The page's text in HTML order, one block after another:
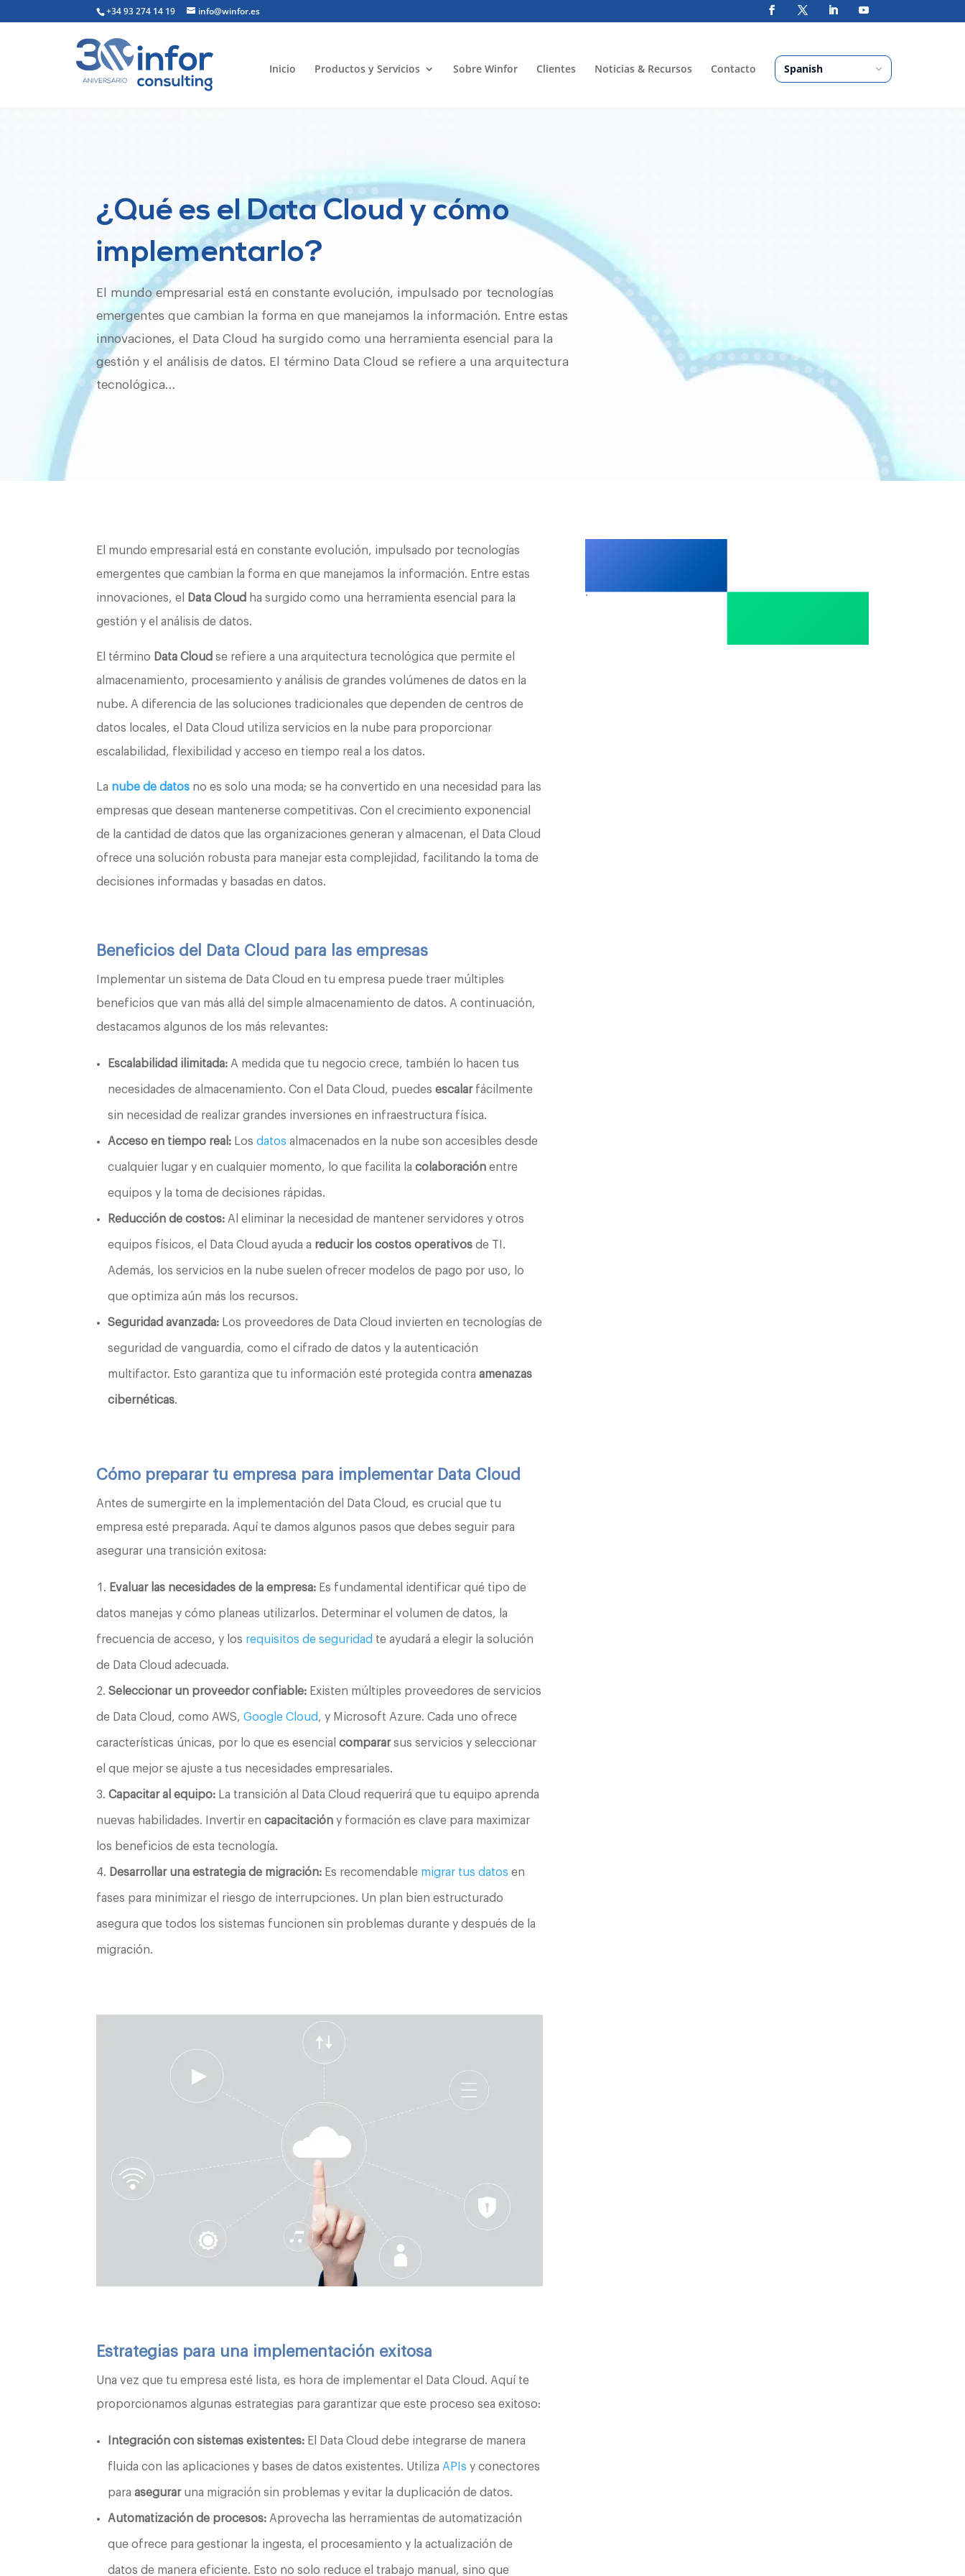
+34 93 274 14 19 info@winfor.es
Inicio Productos y Servicios Sobre Winfor Clientes Noticias & Recursos Contacto
¿Qué es el Data Cloud y cómo
implementarlo?
El mundo empresarial está en constante evolución, impulsado por tecnologías
emergentes que cambian la forma en que manejamos la información. Entre estas
innovaciones, el Data Cloud ha surgido como una herramienta esencial para la
gestión y el análisis de datos. El término Data Cloud se refiere a una arquitectura
tecnológica…
El mundo empresarial está en constante evolución, impulsado por tecnologías
emergentes que cambian la forma en que manejamos la información. Entre estas
innovaciones, el Data Cloud ha surgido como una herramienta esencial para la
gestión y el análisis de datos.
El término Data Cloud se refiere a una arquitectura tecnológica que permite el
almacenamiento, procesamiento y análisis de grandes volúmenes de datos en la
nube. A diferencia de las soluciones tradicionales que dependen de centros de
datos locales, el Data Cloud utiliza servicios en la nube para proporcionar
escalabilidad, flexibilidad y acceso en tiempo real a los datos.
La nube de datos no es solo una moda; se ha convertido en una necesidad para las
empresas que desean mantenerse competitivas. Con el crecimiento exponencial
de la cantidad de datos que las organizaciones generan y almacenan, el Data Cloud
ofrece una solución robusta para manejar esta complejidad, facilitando la toma de
decisiones informadas y basadas en datos.
Beneficios del Data Cloud para las empresas
Implementar un sistema de Data Cloud en tu empresa puede traer múltiples
beneficios que van más allá del simple almacenamiento de datos. A continuación,
destacamos algunos de los más relevantes:
Escalabilidad ilimitada: A medida que tu negocio crece, también lo hacen tus
necesidades de almacenamiento. Con el Data Cloud, puedesescalarfácilmente
sin necesidad de realizar grandes inversiones en infraestructura física.
Acceso en tiempo real: Losdatos almacenados en la nube son accesibles desde
cualquier lugar y en cualquier momento, lo que facilita lacolaboración entre
equipos y la toma de decisiones rápidas.
Reducción de costos: Al eliminar la necesidad de mantener servidores y otros
equipos físicos, el Data Cloud ayuda a reducir los costos operativos de TI.
Además, los servicios en la nube suelen ofrecer modelos de pago por uso, lo
que optimiza aún más los recursos.
Seguridad avanzada: Los proveedores de Data Cloud invierten en tecnologías de
seguridad de vanguardia, como el cifrado de datos y la autenticación
multifactor. Esto garantiza que tu información esté protegida contraamenazas
cibernéticas.
Cómo preparar tu empresa para implementar Data Cloud
Antes de sumergirte en la implementación del Data Cloud, es crucial que tu
empresa esté preparada. Aquí te damos algunos pasos que debes seguir para
asegurar una transición exitosa:
Evaluar las necesidades de la empresa: Es fundamental identificar qué tipo de
datos manejas y cómo planeas utilizarlos. Determinar el volumen de datos, la
frecuencia de acceso, y los requisitos de seguridad te ayudará a elegir la solución
de Data Cloud adecuada.
Seleccionar un proveedor confiable: Existen múltiples proveedores de servicios
de Data Cloud, como AWS,Google Cloud , y Microsoft Azure. Cada uno ofrece
características únicas, por lo que es esencialcompararsus servicios y seleccionar
el que mejor se ajuste a tus necesidades empresariales.
Capacitar al equipo: La transición al Data Cloud requerirá que tu equipo aprenda
nuevas habilidades. Invertir encapacitación y formación es clave para maximizar
los beneficios de esta tecnología.
Desarrollar una estrategia de migración: Es recomendable migrar tus datos en
fases para minimizar el riesgo de interrupciones. Un plan bien estructurado
asegura que todos los sistemas funcionen sin problemas durante y después de la
migración.
Estrategias para una implementación exitosa
Una vez que tu empresa esté lista, es hora de implementar el Data Cloud. Aquí te
proporcionamos algunas estrategias para garantizar que este proceso sea exitoso:
Integración con sistemas existentes: El Data Cloud debe integrarse de manera
fluida con las aplicaciones y bases de datos existentes. Utiliza APIs y conectores
paraaseguraruna migración sin problemas y evitar la duplicación de datos.
Automatización de procesos: Aprovecha las herramientas de automatización
que ofrece para gestionar la ingesta, el procesamiento y la actualización de
datos de manera eficiente. Esto no solo reduce el trabajo manual, sino que
.